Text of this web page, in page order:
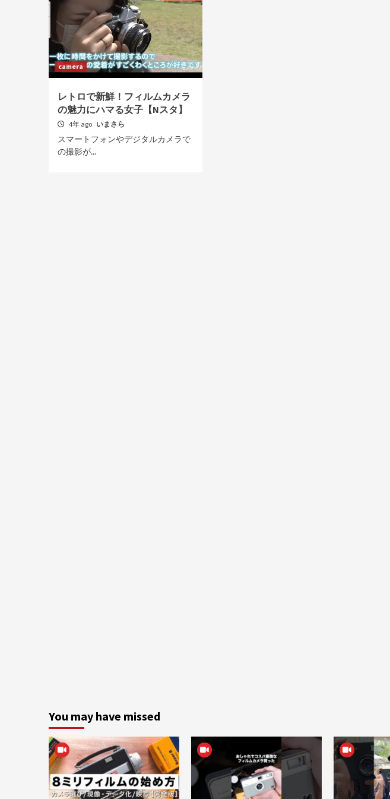
camera
レトロで新鮮！フィルムカメラ
の魅力にハマる女子【Nスタ】
4年 ago いまさら
スマートフォンやデジタルカメラで
の撮影が...
You may have missed